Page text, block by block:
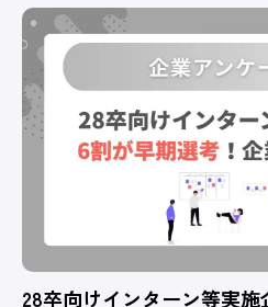
28卒向けインターン等実施